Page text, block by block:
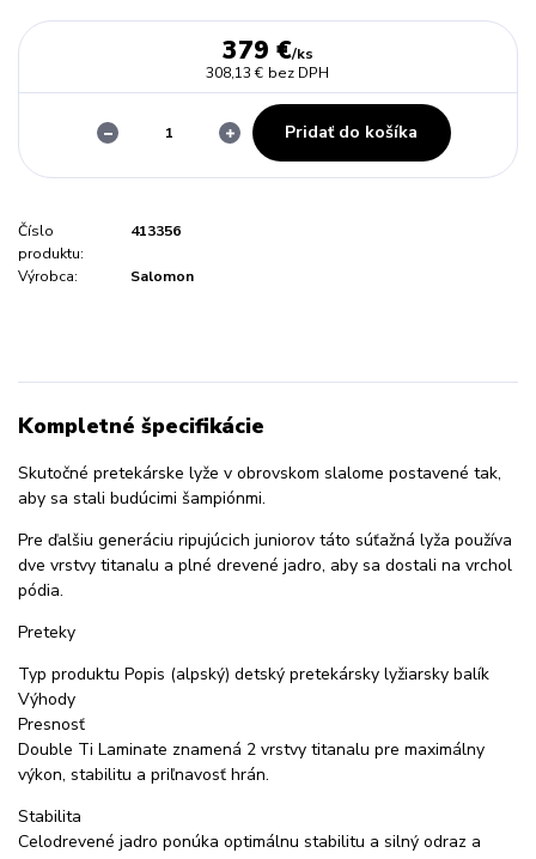
379 €/ks
308,13 € bez DPH
Pridať do košíka
Číslo
produktu:
413356
Výrobca: Salomon
Kompletné špecifikácie
Skutočné pretekárske lyže v obrovskom slalome postavené tak,
aby sa stali budúcimi šampiónmi.
Pre ďalšiu generáciu ripujúcich juniorov táto súťažná lyža používa
dve vrstvy titanalu a plné drevené jadro, aby sa dostali na vrchol
pódia.
Preteky
Typ produktu Popis (alpský) detský pretekársky lyžiarsky balík
Výhody
Presnosť
Double Ti Laminate znamená 2 vrstvy titanalu pre maximálny
výkon, stabilitu a priľnavosť hrán.
Stabilita
Celodrevené jadro ponúka optimálnu stabilitu a silný odraz a